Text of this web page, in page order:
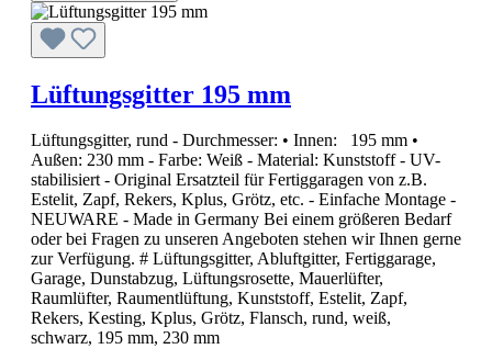
Lüftungsgitter 195 mm
Lüftungsgitter, rund - Durchmesser: • Innen: 195 mm •
Außen: 230 mm - Farbe: Weiß - Material: Kunststoff - UV-
stabilisiert - Original Ersatzteil für Fertiggaragen von z.B.
Estelit, Zapf, Rekers, Kplus, Grötz, etc. - Einfache Montage -
NEUWARE - Made in Germany Bei einem größeren Bedarf
oder bei Fragen zu unseren Angeboten stehen wir Ihnen gerne
zur Verfügung. # Lüftungsgitter, Abluftgitter, Fertiggarage,
Garage, Dunstabzug, Lüftungsrosette, Mauerlüfter,
Raumlüfter, Raumentlüftung, Kunststoff, Estelit, Zapf,
Rekers, Kesting, Kplus, Grötz, Flansch, rund, weiß,
schwarz, 195 mm, 230 mm